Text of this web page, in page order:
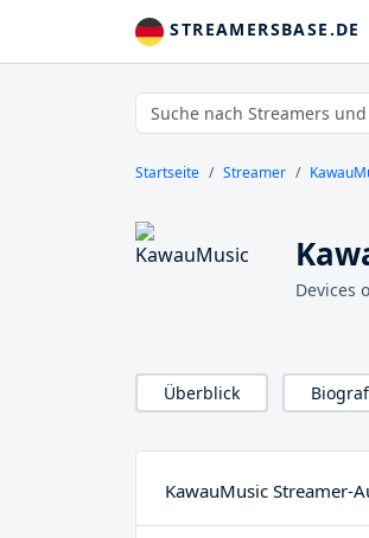
STREAMERSBASE.DE
Startseite Streamer
Devices
Überblick
KawauMusic Streamer-